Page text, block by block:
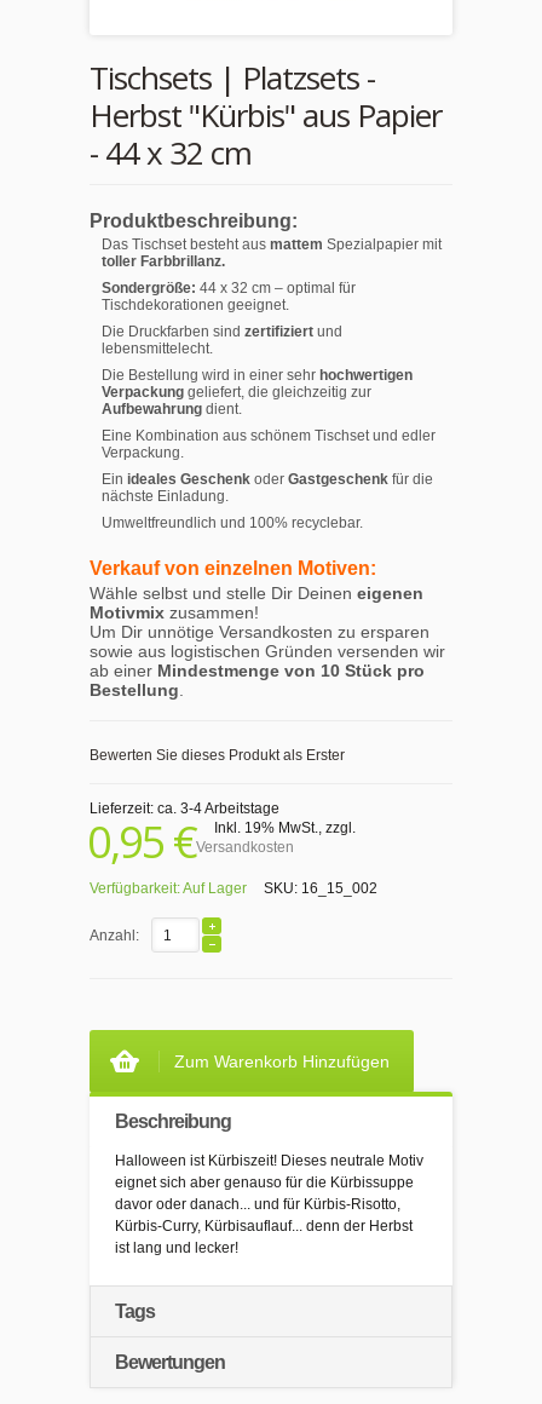
Tischsets | Platzsets -
Herbst "Kürbis" aus Papier
- 44 x 32 cm
Produktbeschreibung:
Das Tischset besteht aus mattem Spezialpapier mit
toller Farbbrillanz.
Sondergröße: 44 x 32 cm – optimal für
Tischdekorationen geeignet.
Die Druckfarben sind zertifiziert und
lebensmittelecht.
Die Bestellung wird in einer sehr hochwertigen
Verpackung geliefert, die gleichzeitig zur
Aufbewahrung dient.
Eine Kombination aus schönem Tischset und edler
Verpackung.
Ein ideales Geschenk oder Gastgeschenk für die
nächste Einladung.
Umweltfreundlich und 100% recyclebar.
Verkauf von einzelnen Motiven:
Wähle selbst und stelle Dir Deinen eigenen
Motivmix zusammen!
Um Dir unnötige Versandkosten zu ersparen
sowie aus logistischen Gründen versenden wir
ab einer Mindestmenge von 10 Stück pro
Bestellung.
Bewerten Sie dieses Produkt als Erster
Lieferzeit: ca. 3-4 Arbeitstage
0,95 € Inkl. 19% MwSt., zzgl.
Versandkosten
Verfügbarkeit:Auf Lager SKU: 16_15_002
Anzahl:
Zum Warenkorb Hinzufügen
Beschreibung
Halloween ist Kürbiszeit! Dieses neutrale Motiv
eignet sich aber genauso für die Kürbissuppe
davor oder danach... und für Kürbis-Risotto,
Kürbis-Curry, Kürbisauflauf... denn der Herbst
ist lang und lecker!
Tags
Bewertungen